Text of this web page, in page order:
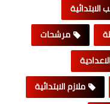
الابتدائية
مرشحات
ملازم الابتدائية